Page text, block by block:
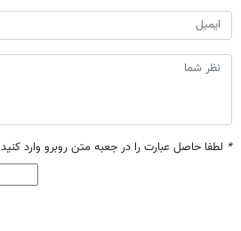
* لطفا حاصل عبارت را در جعبه متن روبرو وارد کنید